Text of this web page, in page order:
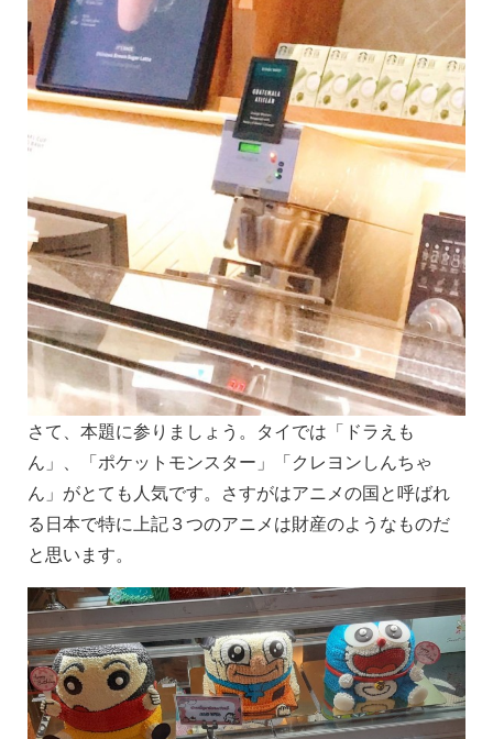
さて、本題に参りましょう。タイでは「ドラえも
ん」、「ポケットモンスター」「クレヨンしんちゃ
ん」がとても人気です。さすがはアニメの国と呼ばれ
る日本で特に上記３つのアニメは財産のようなものだ
と思います。